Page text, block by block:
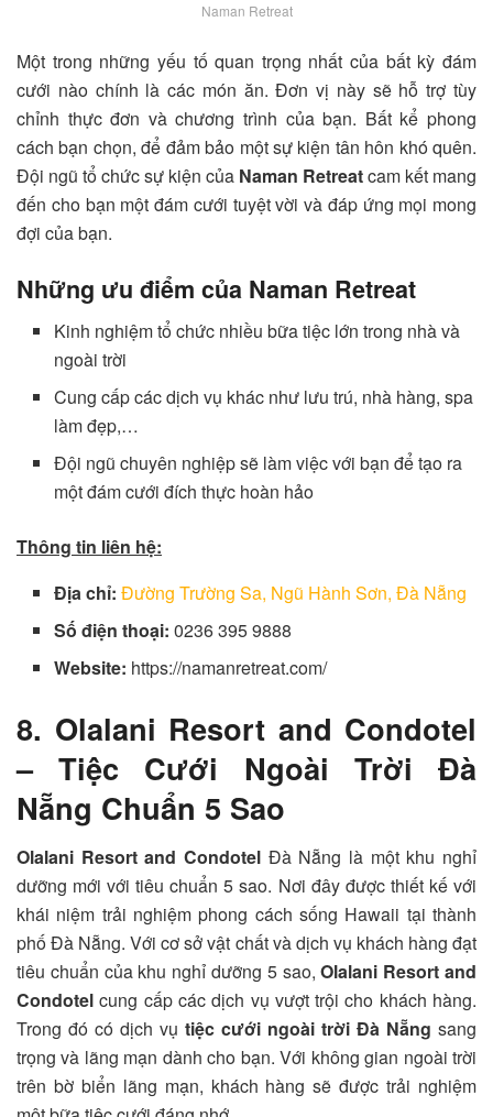
Naman Retreat
Một trong những yếu tố quan trọng nhất của bất kỳ đám
cưới nào chính là các món ăn. Đơn vị này sẽ hỗ trợ tùy
chỉnh thực đơn và chương trình của bạn. Bất kể phong
cách bạn chọn, để đảm bảo một sự kiện tân hôn khó quên.
Đội ngũ tổ chức sự kiện của Naman Retreatcam kết mang
đến cho bạn một đám cưới tuyệt vời và đáp ứng mọi mong
đợi của bạn.
Những ưu điểm của Naman Retreat
Kinh nghiệm tổ chức nhiều bữa tiệc lớn trong nhà và
ngoài trời
Cung cấp các dịch vụ khác như lưu trú, nhà hàng, spa
làm đẹp,…
Đội ngũ chuyên nghiệp sẽ làm việc với bạn để tạo ra
một đám cưới đích thực hoàn hảo
Thông tin liên hệ:
Địa chỉ:Đường Trường Sa, Ngũ Hành Sơn, Đà Nẵng
Số điện thoại: 0236 395 9888
Website: https://namanretreat.com/
8. Olalani Resort and Condotel
– Tiệc Cưới Ngoài Trời Đà
Nẵng Chuẩn 5 Sao
Olalani Resort and Condotel Đà Nẵng là một khu nghỉ
dưỡng mới với tiêu chuẩn 5 sao. Nơi đây được thiết kế với
khái niệm trải nghiệm phong cách sống Hawaii tại thành
phố Đà Nẵng. Với cơ sở vật chất và dịch vụ khách hàng đạt
tiêu chuẩn của khu nghỉ dưỡng 5 sao,Olalani Resort and
Condotel cung cấp các dịch vụ vượt trội cho khách hàng.
Trong đó có dịch vụ tiệc cưới ngoài trời Đà Nẵng sang
trọng và lãng mạn dành cho bạn. Với không gian ngoài trời
trên bờ biển lãng mạn, khách hàng sẽ được trải nghiệm